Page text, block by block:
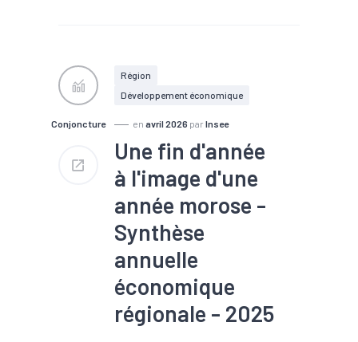
#Industrie
#Population
#Services
Conjoncture
Région
Développement économique
en avril 2026 par Insee
Une fin d'année
à l'image d'une
année morose -
Synthèse
annuelle
économique
régionale - 2025